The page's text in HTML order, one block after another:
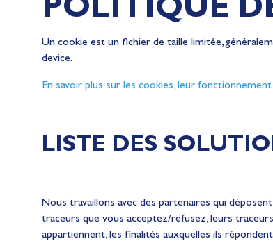
Un cookie est un fichier de taille limitée,
device.
En savoir plus sur les cookies, leur
LISTE DES
Nous travaillons avec des partenaires qui
traceurs que vous acceptez/refusez, leurs
appartiennent, les finalités auxquelles ils